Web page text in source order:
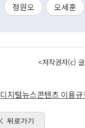
정원오 오세훈
<저작권자(c)
디지털뉴스콘텐츠 이용규
뒤로가기